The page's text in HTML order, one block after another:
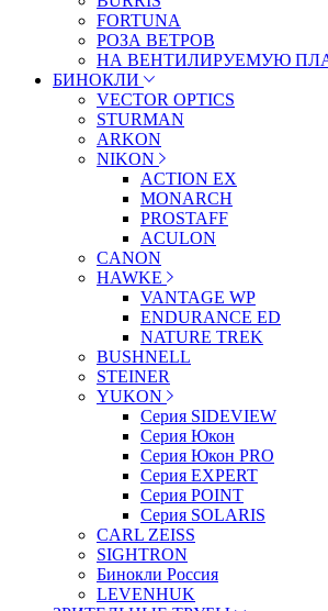
FORTUNA
РОЗА ВЕТРОВ
НА ВЕНТИЛИРУЕМУЮ
БИНОКЛИ
VECTOR OPTICS
STURMAN
ARKON
NIKON
ACTION EX
MONARCH
PROSTAFF
ACULON
CANON
HAWKE
VANTAGE WP
ENDURANCE ED
NATURE TREK
BUSHNELL
STEINER
YUKON
Серия SIDEVIEW
Серия Юкон
Серия Юкон PRO
Серия EXPERT
Серия POINT
Серия SOLARIS
CARL ZEISS
SIGHTRON
Бинокли Россия
LEVENHUK